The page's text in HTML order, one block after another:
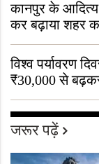
कानपुर के
कर बढ़ाया शहर
विश्व पर्यावरण
₹30,000 से
जरूर पढ़ें